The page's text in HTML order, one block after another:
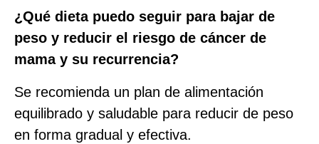
¿Qué dieta puedo seguir para bajar de
peso y reducir el riesgo de cáncer de
mama y su recurrencia?
Se recomienda un plan de alimentación
equilibrado y saludable para reducir de peso
en forma gradual y efectiva.